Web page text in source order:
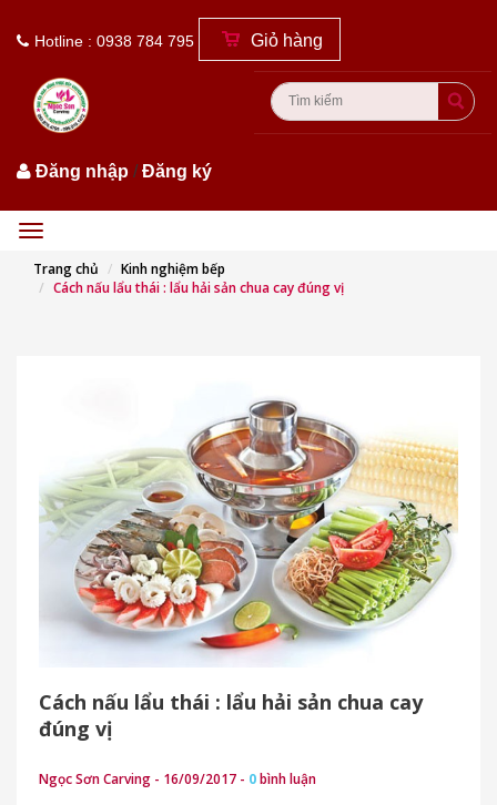
Hotline : 0938 784 795 Giỏ hàng
Đăng nhập /Đăng ký
Menu
Trang chủ
Kinh nghiệm bếp
Cách nấu lẩu thái : lẩu hải sản chua cay đúng vị
Cách nấu lẩu thái : lẩu hải sản chua cay
đúng vị
Ngọc Sơn Carving - 16/09/2017 - 0bình luận